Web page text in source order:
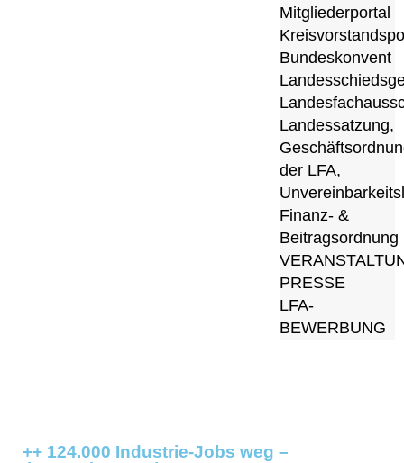
Mitgliederportal
Bundeskonvent
Landessatzung,
der LFA,
Finanz- &
Beitragsordnung
PRESSE
LFA-
BEWERBUNG
++ 124.000 Industrie-Jobs weg –